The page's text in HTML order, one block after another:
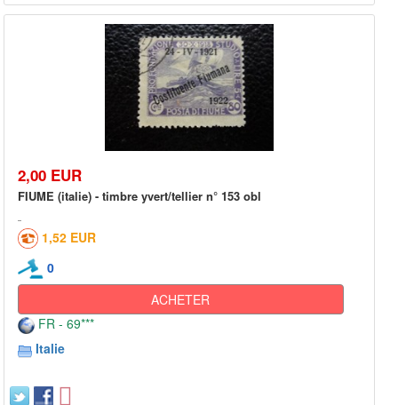
2,00 EUR
FIUME (italie) - timbre yvert/tellier n° 153 obl
1,52 EUR
0
ACHETER
FR - 69***
Italie